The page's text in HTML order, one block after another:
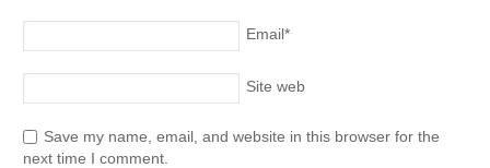
Email*
Site web
Save my name, email, and website in this browser for the
next time I comment.